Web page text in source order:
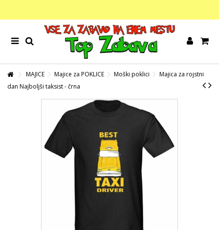
MAJICE Majice za POKLICE Moški poklici
Majica za rojstni
dan Najboljši taksist - črna